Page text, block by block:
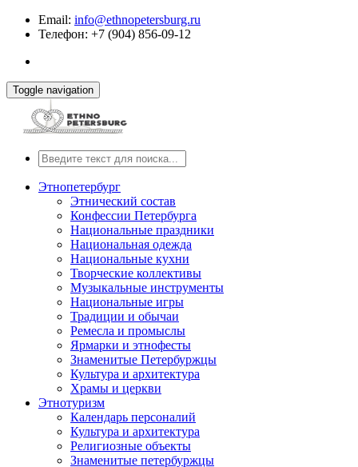
Email: info@ethnopetersburg.ru
Телефон: +7 (904) 856-09-12
Toggle navigation
Этнопетербург
Этнический состав
Конфессии Петербурга
Национальные праздники
Национальная одежда
Национальные кухни
Творческие коллективы
Музыкальные инструменты
Национальные игры
Традиции и обычаи
Ремесла и промыслы
Ярмарки и этнофесты
Знаменитые Петербуржцы
Культура и архитектура
Храмы и церкви
Этнотуризм
Календарь персоналий
Культура и архитектура
Религиозные объекты
Знаменитые петербуржцы